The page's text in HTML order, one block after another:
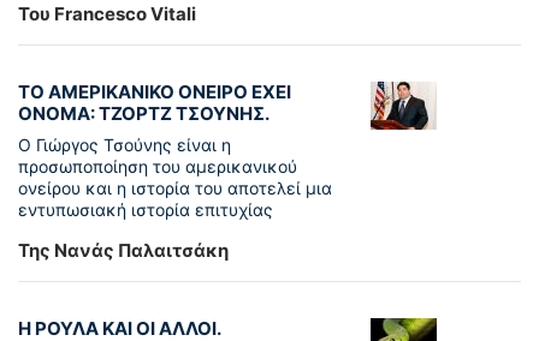
Του Francesco Vitali
ΤΟ ΑΜΕΡΙΚΑΝΙΚΟ ΟΝΕΙΡΟ ΕΧΕΙ
ΟΝΟΜΑ: ΤΖΟΡΤΖ ΤΣΟΥΝΗΣ.
Ο Γιώργος Τσούνης είναι η
προσωποποίηση του αμερικανικού
ονείρου και η ιστορία του αποτελεί μια
εντυπωσιακή ιστορία επιτυχίας
Της Νανάς Παλαιτσάκη
Η ΡΟΥΛΑ ΚΑΙ ΟΙ ΑΛΛΟΙ.